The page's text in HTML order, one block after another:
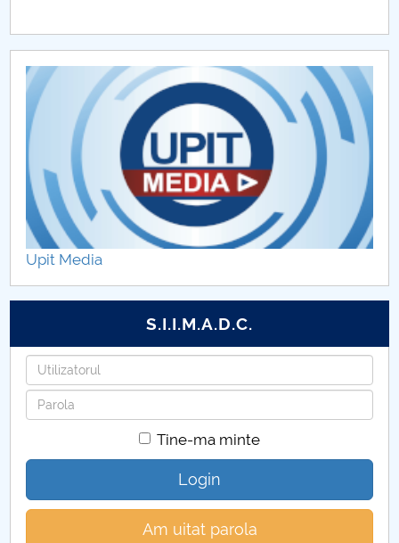
Upit Media
S.I.I.M.A.D.C.
Utilizatorul
Parola
Tine-ma minte
Login
Am uitat parola